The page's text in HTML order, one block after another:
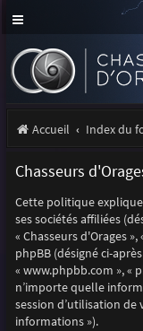
Accueil Index du
Chasseurs
Cette politique
ses sociétés affiliées
« Chasseurs d'Orages
phpBB (désigné ci-
« www.phpbb.com », «
n’importe quelle
session d’utilisation de
informations »).